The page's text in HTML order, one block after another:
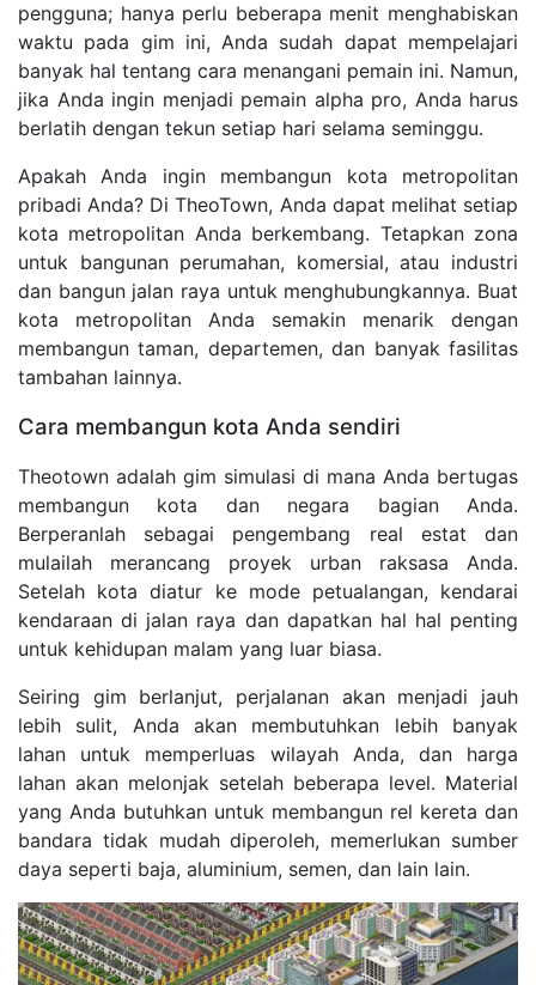
pengguna; hanya perlu beberapa menit menghabiskan
waktu pada gim ini, Anda sudah dapat mempelajari
banyak hal tentang cara menangani pemain ini. Namun,
jika Anda ingin menjadi pemain alpha pro, Anda harus
berlatih dengan tekun setiap hari selama seminggu.
Apakah Anda ingin membangun kota metropolitan
pribadi Anda? Di TheoTown, Anda dapat melihat setiap
kota metropolitan Anda berkembang. Tetapkan zona
untuk bangunan perumahan, komersial, atau industri
dan bangun jalan raya untuk menghubungkannya. Buat
kota metropolitan Anda semakin menarik dengan
membangun taman, departemen, dan banyak fasilitas
tambahan lainnya.
Cara membangun kota Anda sendiri
Theotown adalah gim simulasi di mana Anda bertugas
membangun kota dan negara bagian Anda.
Berperanlah sebagai pengembang real estat dan
mulailah merancang proyek urban raksasa Anda.
Setelah kota diatur ke mode petualangan, kendarai
kendaraan di jalan raya dan dapatkan hal hal penting
untuk kehidupan malam yang luar biasa.
Seiring gim berlanjut, perjalanan akan menjadi jauh
lebih sulit, Anda akan membutuhkan lebih banyak
lahan untuk memperluas wilayah Anda, dan harga
lahan akan melonjak setelah beberapa level. Material
yang Anda butuhkan untuk membangun rel kereta dan
bandara tidak mudah diperoleh, memerlukan sumber
daya seperti baja, aluminium, semen, dan lain lain.